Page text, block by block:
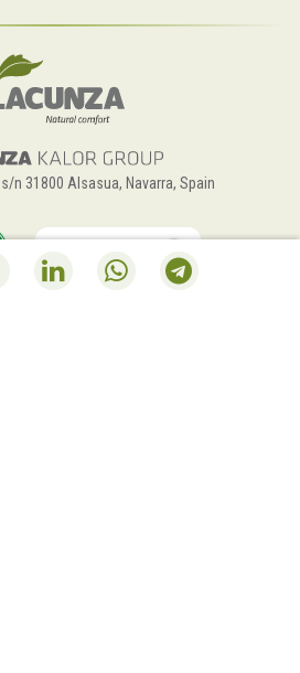
n 31800 Alsasua, Navarra, Spain